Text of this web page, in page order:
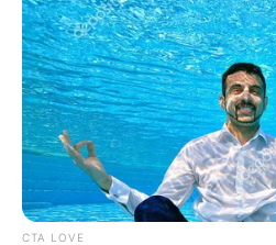
CTA LOVE